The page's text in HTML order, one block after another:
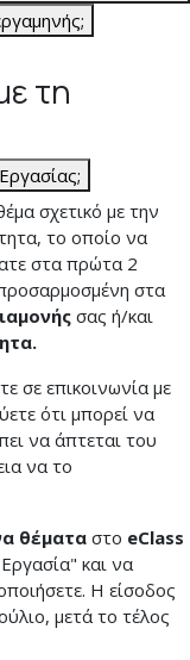
τη
σχετικό με την
το οποίο να
στα πρώτα 2
στα
σας ή/και
σε επικοινωνία με
ότι μπορεί να
να άπτεται του
να το
θέματα στο eClass
και να
Η είσοδος
μετά το τέλος